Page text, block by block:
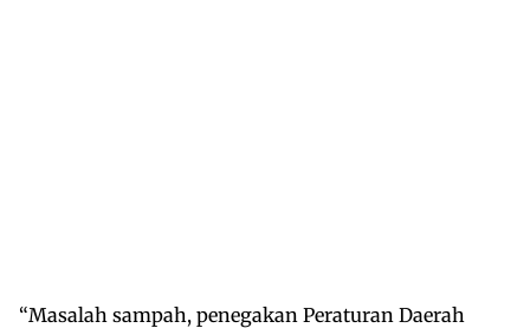
“Masalah sampah, penegakan Peraturan Daerah